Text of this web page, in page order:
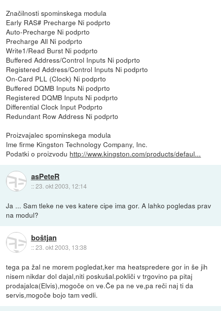
Značilnosti spominskega modula
Early RAS# Precharge Ni podprto
Auto-Precharge Ni podprto
Precharge All Ni podprto
Write1/Read Burst Ni podprto
Buffered Address/Control Inputs Ni podprto
Registered Address/Control Inputs Ni podprto
On-Card PLL (Clock) Ni podprto
Buffered DQMB Inputs Ni podprto
Registered DQMB Inputs Ni podprto
Differential Clock Input Podprto
Redundant Row Address Ni podprto
Proizvajalec spominskega modula
Ime firme Kingston Technology Company, Inc.
Podatki o proizvodu http://www.kingston.com/products/defaul...
asPeteR
::23. okt 2003, 12:14
Ja ... Sam tleke ne ves katere cipe ima gor. A lahko pogledas prav
na modul?
boštjan
::23. okt 2003, 13:38
tega pa žal ne morem pogledat,ker ma heatspredere gor in še jih
nisem nikdar dol dajal,niti poskušal.pokliči v trgovino pa pitaj
prodajalca(Elvis),mogoče on ve.Če pa ne ve,pa reči naj ti da
servis,mogoče bojo tam vedli.